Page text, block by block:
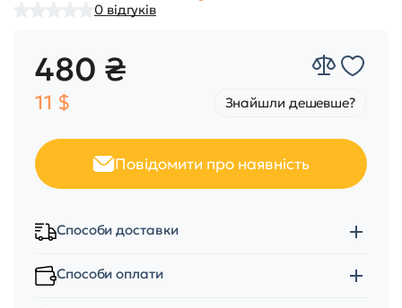
0 відгуків
480 ₴
11 $ Знайшли дешевше?
Повідомити про наявність
Способи доставки
Способи оплати